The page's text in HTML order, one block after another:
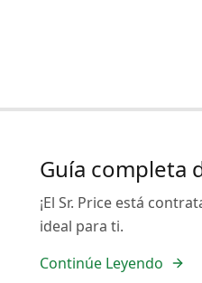
Guía completa
¡El Sr. Price está
ideal para ti.
Continúe Leyendo